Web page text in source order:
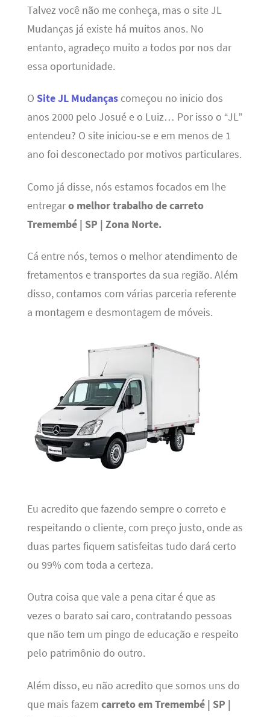
Talvez você não me conheça, mas o site JL
Mudanças já existe há muitos anos. No
entanto, agradeço muito a todos por nos dar
essa oportunidade.
O Site JL Mudançascomeçou no inicio dos
anos 2000 pelo Josué e o Luiz… Por isso o “JL”
entendeu? O site iniciou-se e em menos de 1
ano foi desconectado por motivos particulares.
Como já disse, nós estamos focados em lhe
entregaro melhor trabalho de carreto
Tremembé | SP | Zona Norte.
Cá entre nós, temos o melhor atendimento de
fretamentos e transportes da sua região. Além
disso, contamos com várias parceria referente
a montagem e desmontagem de móveis.
Eu acredito que fazendo sempre o correto e
respeitando o cliente, com preço justo, onde as
duas partes fiquem satisfeitas tudo dará certo
ou 99% com toda a certeza.
Outra coisa que vale a pena citar é que as
vezes o barato sai caro, contratando pessoas
que não tem um pingo de educação e respeito
pelo patrimônio do outro.
Além disso, eu não acredito que somos uns do
que mais fazem carreto em Tremembé | SP |